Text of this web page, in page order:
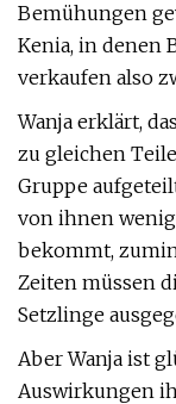
Bemühungen
Kenia, in denen
verkaufen also
Wanja erklärt,
zu gleichen
Gruppe
von ihnen
bekommt,
Zeiten müssen
Setzlinge
Aber Wanja ist
Auswirkungen